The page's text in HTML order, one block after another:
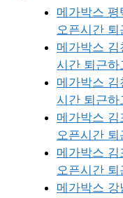
메가박스
오픈시간
메가박스
시간 퇴근하
메가박스
시간 퇴근하
메가박스
오픈시간
메가박스
오픈시간
메가박스